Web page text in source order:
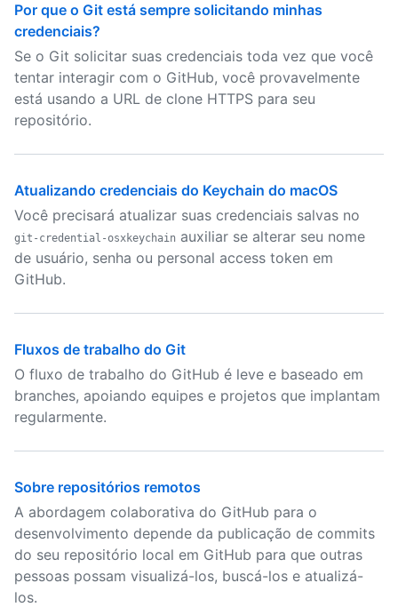
Por que o Git está sempre solicitando minhas
credenciais?
Se o Git solicitar suas credenciais toda vez que você
tentar interagir com o GitHub, você provavelmente
está usando a URL de clone HTTPS para seu
repositório.
Atualizando credenciais do Keychain do macOS
Você precisará atualizar suas credenciais salvas no
git-credential-osxkeychain auxiliar se alterar seu nome
de usuário, senha ou personal access token em
GitHub.
Fluxos de trabalho do Git
O fluxo de trabalho do GitHub é leve e baseado em
branches, apoiando equipes e projetos que implantam
regularmente.
Sobre repositórios remotos
A abordagem colaborativa do GitHub para o
desenvolvimento depende da publicação de commits
do seu repositório local em GitHub para que outras
pessoas possam visualizá-los, buscá-los e atualizá-
los.